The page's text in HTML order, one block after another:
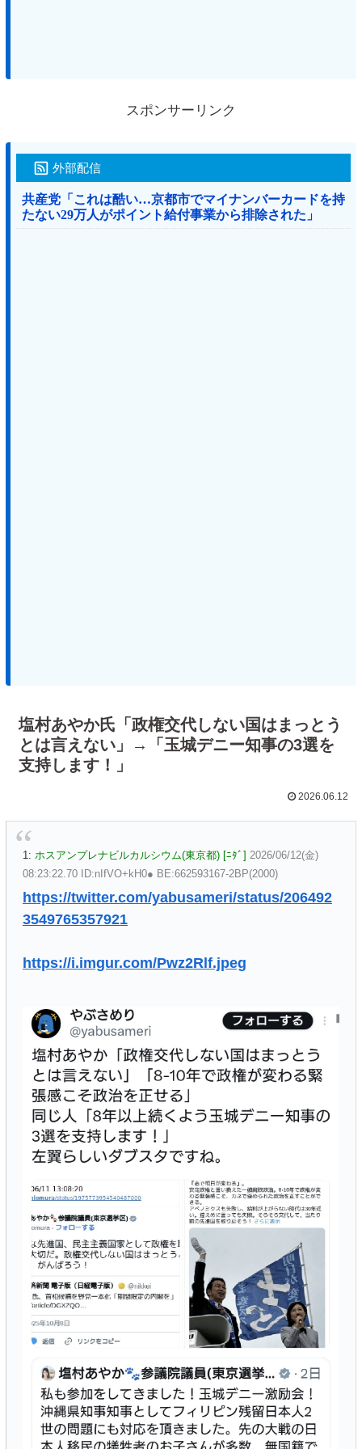
スポンサーリンク
外部配信
共産党「これは酷い…京都市でマイナンバーカードを持
たない29万人がポイント給付事業から排除された」
塩村あやか氏「政権交代しない国はまっとう
とは言えない」→「玉城デニー知事の3選を
支持します！」
2026.06.12
1: ホスアンプレナビルカルシウム(東京都) [ﾆﾀﾞ] 2026/06/12(金)
08:23:22.70 ID:nIfVO+kH0● BE:662593167-2BP(2000)
https://twitter.com/yabusameri/status/206492
3549765357921
https://i.imgur.com/Pwz2Rlf.jpeg